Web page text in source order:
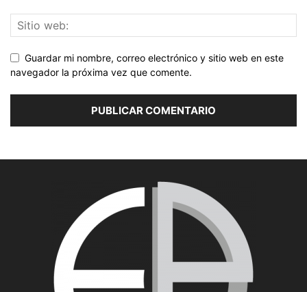
Guardar mi nombre, correo electrónico y sitio web en este
navegador la próxima vez que comente.